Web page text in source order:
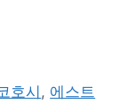
호시 , 에스트